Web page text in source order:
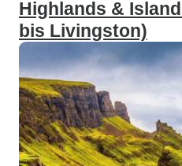
Highlands &
bis Livingston)